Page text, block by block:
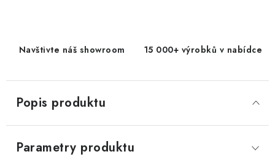
Navštivte náš showroom 15 000+ výrobků v nabídce
Popis produktu
Parametry produktu